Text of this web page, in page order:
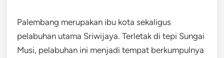
Palembang merupakan ibu kota sekaligus
pelabuhan utama Sriwijaya. Terletak di tepi Sungai
Musi, pelabuhan ini menjadi tempat berkumpulnya